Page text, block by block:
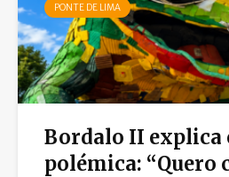
PONTE DE LIMA
Bordalo II explica
polémica: “Quero